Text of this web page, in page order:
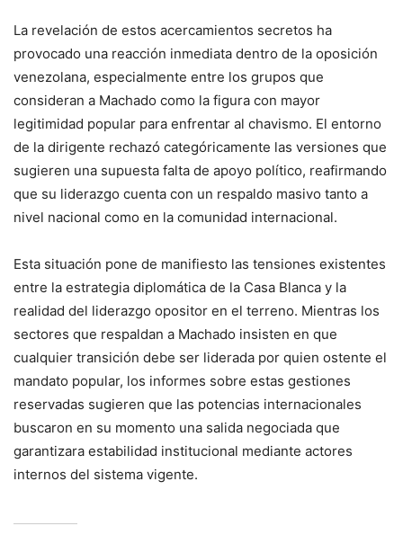
La revelación de estos acercamientos secretos ha
provocado una reacción inmediata dentro de la oposición
venezolana, especialmente entre los grupos que
consideran a Machado como la figura con mayor
legitimidad popular para enfrentar al chavismo. El entorno
de la dirigente rechazó categóricamente las versiones que
sugieren una supuesta falta de apoyo político, reafirmando
que su liderazgo cuenta con un respaldo masivo tanto a
nivel nacional como en la comunidad internacional.
Esta situación pone de manifiesto las tensiones existentes
entre la estrategia diplomática de la Casa Blanca y la
realidad del liderazgo opositor en el terreno. Mientras los
sectores que respaldan a Machado insisten en que
cualquier transición debe ser liderada por quien ostente el
mandato popular, los informes sobre estas gestiones
reservadas sugieren que las potencias internacionales
buscaron en su momento una salida negociada que
garantizara estabilidad institucional mediante actores
internos del sistema vigente.